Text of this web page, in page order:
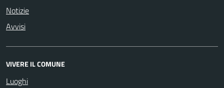
Notizie
Avvisi
VIVERE IL COMUNE
Luoghi